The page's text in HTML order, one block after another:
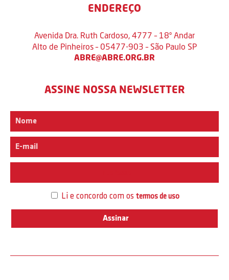
ENDEREÇO
Avenida Dra. Ruth Cardoso, 4777 – 18º Andar
Alto de Pinheiros – 05477-903 – São Paulo SP
ABRE@ABRE.ORG.BR
ASSINE NOSSA NEWSLETTER
Li e concordo com os termos de uso